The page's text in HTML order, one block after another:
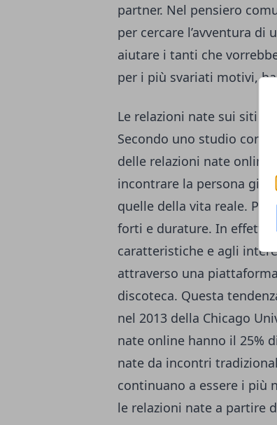
partner. Nel pensiero
per cercare l’avventura
aiutare i tanti che
per i più svariati motivi,
Le relazioni nate sui siti di
Secondo uno studio
delle relazioni nate
incontrare la persona
quelle della vita reale.
forti e durature. In effetti,
caratteristiche e agli
attraverso una
discoteca. Questa
nel 2013 della Chicago
nate online hanno il 25%
nate da incontri
continuano a essere i più
le relazioni nate a partire